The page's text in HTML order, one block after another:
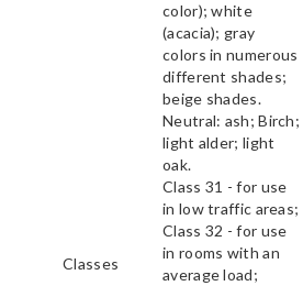
color); white
(acacia); gray
colors in numerous
different shades;
beige shades.
Neutral: ash; Birch;
light alder; light
oak.
Classes
Class 31 - for use
in low traffic areas;
Class 32 - for use
in rooms with an
average load;